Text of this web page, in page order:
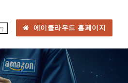
에이클라우드 홈페이지